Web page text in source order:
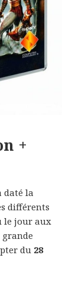
+
daté la
différents
le jour aux
grande
du 28